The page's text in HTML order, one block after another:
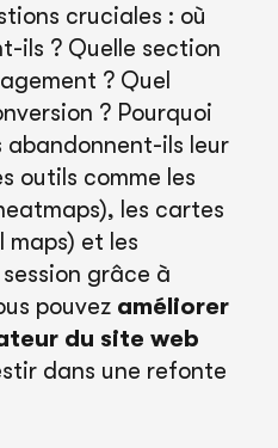
cruciales : où
ils ? Quelle section
? Quel
? Pourquoi
ils leur
outils comme les
les cartes
maps) et les
grâce à
pouvez améliorer
du site web
dans une refonte